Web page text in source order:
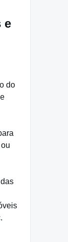
e
do